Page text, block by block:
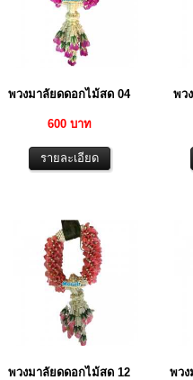
พวงมาลัยดดอกไม้สด 04
600 บาท
พว
พวงมาลัยดดอกไม้สด 12 พวง